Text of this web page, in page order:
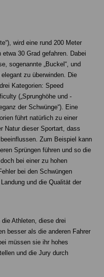
wird eine rund 200 Meter
30 Grad gefahren. Dabei
sogenannte „Buckel“, und
zu überwinden. Die
Kategorien: Speed
(„Sprunghöhe und -
der Schwünge“). Eine
führt natürlich zu einer
Natur dieser Sportart, dass
Zum Beispiel kann
Sprüngen führen und so die
bei einer zu hohen
bei den Schwüngen
und die Qualität der
Athleten, diese drei
besser als die anderen Fahrer
müssen sie ihr hohes
und die Jury durch